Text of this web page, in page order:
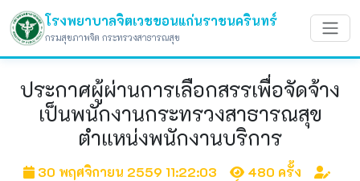
โรงพยาบาลจิตเวชขอนแก่นราชนครินทร์
กรมสุขภาพจิต กระทรวงสาธารณสุข
ประกาศผู้ผ่านการเลือกสรรเพื่อจัดจ้าง
เป็นพนักงานกระทรวงสาธารณสุข
ตำแหน่งพนักงานบริการ
30 พฤศจิกายน 2559 11:22:03
480 ครั้ง